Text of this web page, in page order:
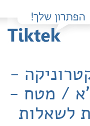
-
/ מטח -
לשאלות